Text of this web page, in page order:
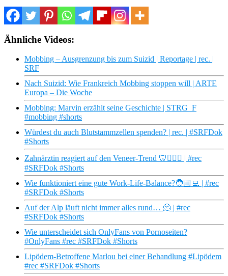
Ähnliche Videos:
Mobbing – Ausgrenzung bis zum Suizid | Reportage | rec. |
SRF
Nach Suizid: Wie Frankreich Mobbing stoppen will | ARTE
Europa – Die Woche
Mobbing: Marvin erzählt seine Geschichte | STRG_F
#mobbing #shorts
Würdest du auch Blutstammzellen spenden? | rec. | #SRFDok
#Shorts
Zahnärztin reagiert auf den Veneer-Trend 🦷👩🏼‍⚕️ | #rec
#SRFDok #Shorts
Wie funktioniert eine gute Work-Life-Balance?🧑🏼‍💻 | #rec
#SRFDok #Shorts
Auf der Alp läuft nicht immer alles rund… 🫠 | #rec
#SRFDok #Shorts
Wie unterscheidet sich OnlyFans von Pornoseiten?
#OnlyFans #rec #SRFDok #Shorts
Lipödem-Betroffene Marlou bei einer Behandlung #Lipödem
#rec #SRFDok #Shorts